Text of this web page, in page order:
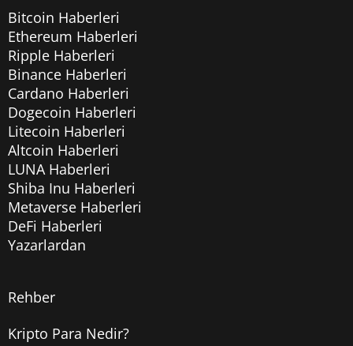
Bitcoin Haberleri
Ethereum Haberleri
Ripple Haberleri
Binance Haberleri
Cardano Haberleri
Dogecoin Haberleri
Litecoin Haberleri
Altcoin Haberleri
LUNA Haberleri
Shiba Inu Haberleri
Metaverse Haberleri
DeFi Haberleri
Yazarlardan
Rehber
Kripto Para Nedir?